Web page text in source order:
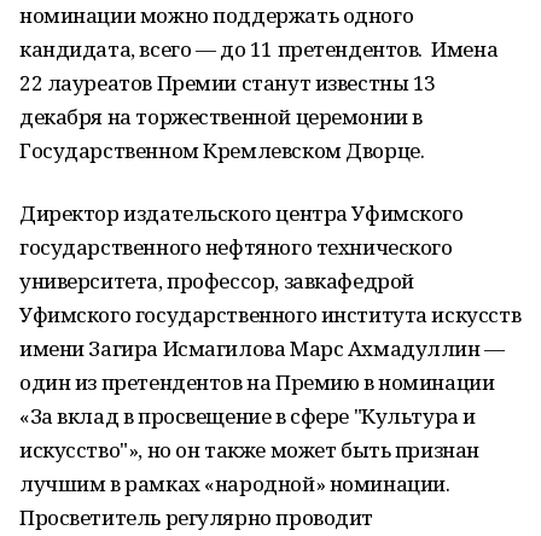
номинации можно поддержать одного
кандидата, всего — до 11 претендентов. Имена
22 лауреатов Премии станут известны 13
декабря на торжественной церемонии в
Государственном Кремлевском Дворце.
Директор издательского центра Уфимского
государственного нефтяного технического
университета, профессор, завкафедрой
Уфимского государственного института искусств
имени Загира Исмагилова Марс Ахмадуллин —
один из претендентов на Премию в номинации
«За вклад в просвещение в сфере "Культура и
искусство"», но он также может быть признан
лучшим в рамках «народной» номинации.
Просветитель регулярно проводит